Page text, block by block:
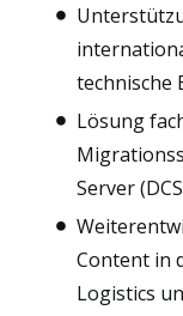
technische
Lösung
Server
Content in
Logistics